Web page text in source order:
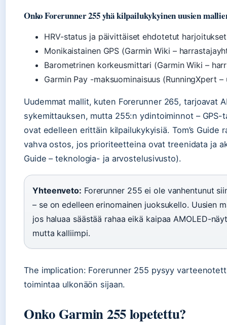
Onko Forerunner 255 yhä kilpailukykyinen uusien
HRV-status ja päivittäiset ehdotetut
Monikaistainen GPS (Garmin Wiki –
Barometrinen korkeusmittari (Garmin Wiki –
Garmin Pay -maksuominaisuus (RunningXpert
Uudemmat mallit, kuten Forerunner 265, tarjoavat
sykemittauksen, mutta 255:n ydintoiminnot –
ovat edelleen erittäin kilpailukykyisiä. Tom’s
vahva ostos, jos prioriteetteina ovat treenidata ja
Guide – teknologia- ja arvostelusivusto).
Yhteenveto: Forerunner 255 ei ole vanhentunut
– se on edelleen erinomainen juoksukello. Uusien
jos haluaa säästää rahaa eikä kaipaa AMOLED-
mutta kalliimpi.
The implication: Forerunner 255 pysyy
toimintaa ulkonäön sijaan.
Onko Garmin 255 lopetettu?